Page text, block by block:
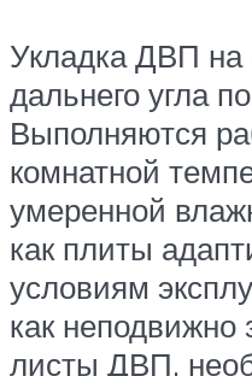
Укладка ДВП на
дальнего угла
Выполняются
комнатной
умеренной
как плиты
условиям
как неподвижно
листы ДВП,